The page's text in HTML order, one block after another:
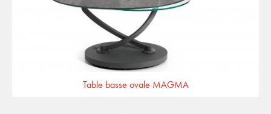
Table basse ovale MAGMA